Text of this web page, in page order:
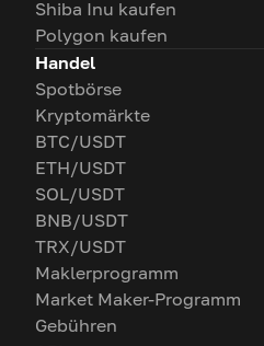
Shiba Inu kaufen
Polygon kaufen
Handel
Spotbörse
Kryptomärkte
BTC/USDT
ETH/USDT
SOL/USDT
BNB/USDT
TRX/USDT
Maklerprogramm
Market Maker-Programm
Gebühren